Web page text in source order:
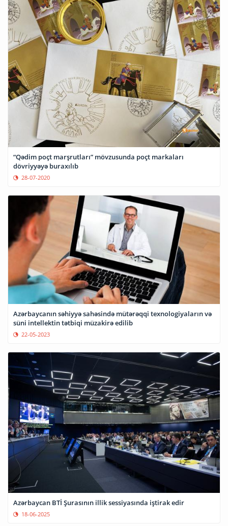
“Qədim poçt marşrutları” mövzusunda poçt markaları
dövriyyəyə buraxılıb
28-07-2020
Azərbaycanın səhiyyə sahəsində mütərəqqi texnologiyaların və
süni intellektin tətbiqi müzakirə edilib
22-05-2023
Azərbaycan BTİ Şurasının illik sessiyasında iştirak edir
18-06-2025